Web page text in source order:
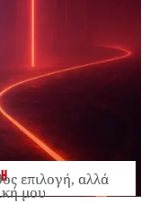
επιλογή, αλλά
μου